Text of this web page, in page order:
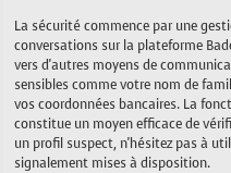
La sécurité commence par une
conversations sur la plateforme
vers d'autres moyens de
sensibles comme votre nom de
vos coordonnées bancaires. La
constitue un moyen efficace de
un profil suspect, n'hésitez pas à
signalement mises à disposition.